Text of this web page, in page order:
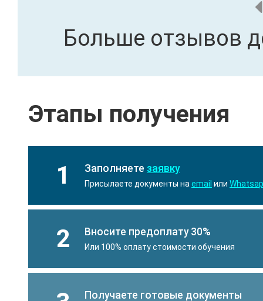
Больше отзывов
Этапы получения
1 Заполняете заявку
Присылаете документы на email или
2 Вносите предоплату 30%
Или 100% оплату стоимости обучения
Получаете готовые документы